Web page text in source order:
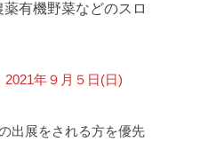
有機野菜などのスロ
2021年９月５日(日)
出展をされる方を優先